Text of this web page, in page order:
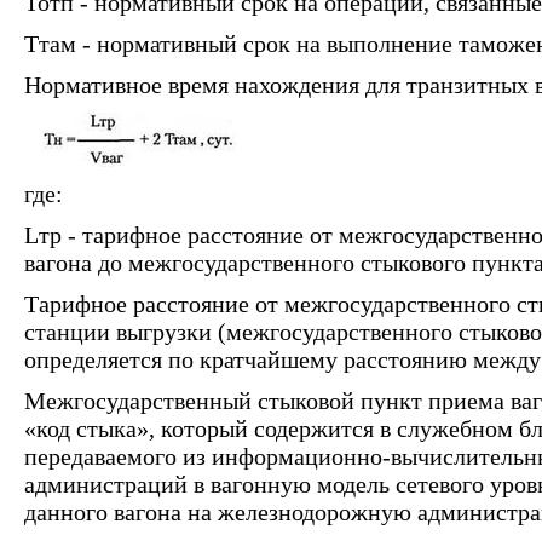
Ттам - нормативный срок на выполнение
Нормативное время нахождения для транзитных
где:
Lтр - тарифное расстояние от
вагона до межгосударственного стыкового
Тарифное расстояние от межгосударственного
станции выгрузки (межгосударственного
определяется по кратчайшему расстоянию
Межгосударственный стыковой пункт приема
«код стыка», который содержится в служебном
передаваемого из информационно-
администраций в вагонную модель сетевого
данного вагона на железнодорожную